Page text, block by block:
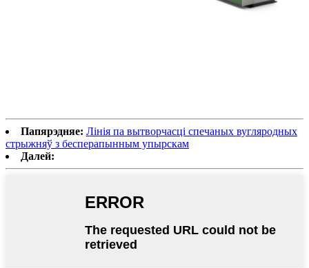
Папярэдняе: Лінія па вытворчасці спечаных вугляродных
стрыжняў з бесперапынным упырскам
Далей: